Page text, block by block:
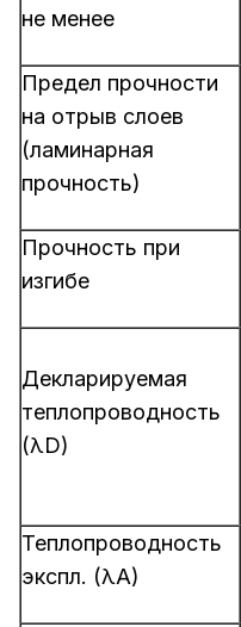
не менее
Предел прочности
на отрыв слоев
(ламинарная
прочность)
Прочность при
изгибе
Декларируемая
теплопроводность
(λD)
Теплопроводность
экспл. (λА)